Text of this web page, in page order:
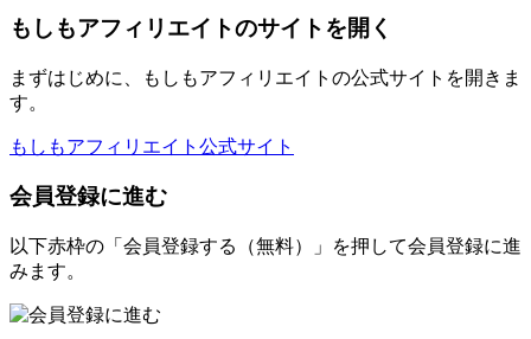
もしもアフィリエイトのサイトを開く
まずはじめに、もしもアフィリエイトの公式サイトを開きま
す。
もしもアフィリエイト公式サイト
会員登録に進む
以下赤枠の「会員登録する（無料）」を押して会員登録に進
みます。